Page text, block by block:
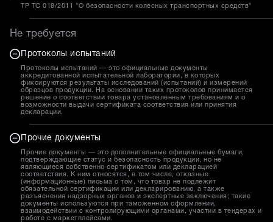
ТР ТС 018/2011 "О безопасности колесных транспортных средств"
Не требуется
Протоколы испытаний
Протоколы испытаний — это официальные документы
аккредитованной испытательной лаборатории, в которых
фиксируются результаты исследований (испытаний) и измерений
образцов продукции. На основании таких протоколов принимается
решение о соответствии товара установленным требованиям и о
возможности выдачи сертификата соответствия или принятия
декларации.
Прочие документы
Прочие документы — это дополнительные официальные бумаги,
подтверждающие статус и безопасность продукции, но не
являющиеся собственно сертификатом или декларацией
соответствия. К ним относятся, в том числе, отказные
(информационные) письма о том, что товар не подлежит
обязательной сертификации или декларированию, а также
разъяснения надзорных органов и экспертные заключения; такие
документы используются при таможенном оформлении,
взаимодействии с контролирующими органами, участии в тендерах и
работе с маркетплейсами.